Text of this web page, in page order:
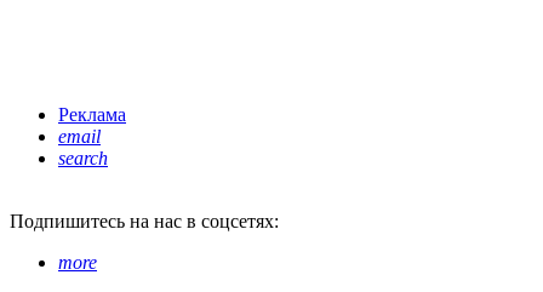
Реклама
email
search
Подпишитесь на нас в соцсетях:
more